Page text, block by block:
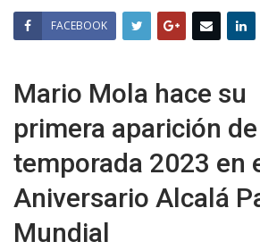
FACEBOOK
Mario Mola hace su
primera aparición
temporada 2023 en
Aniversario Alcalá
Mundial